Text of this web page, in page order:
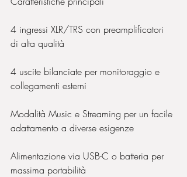
4 ingressi XLR/TRS con preamplificatori
di alta qualità
4 uscite bilanciate per monitoraggio e
collegamenti esterni
Modalità Music e Streaming per un facile
adattamento a diverse esigenze
Alimentazione via USB-C o batteria per
massima portabilità